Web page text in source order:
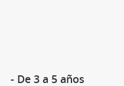
- De 3 a 5 años